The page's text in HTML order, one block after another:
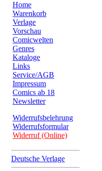
Home
Warenkorb
Verlage
Vorschau
Comicwelten
Genres
Kataloge
Links
Service/AGB
Impressum
Comics ab 18
Newsletter
Widerrufsbelehrung
Widerrufsformular
Widerruf (Online)
Deutsche Verlage